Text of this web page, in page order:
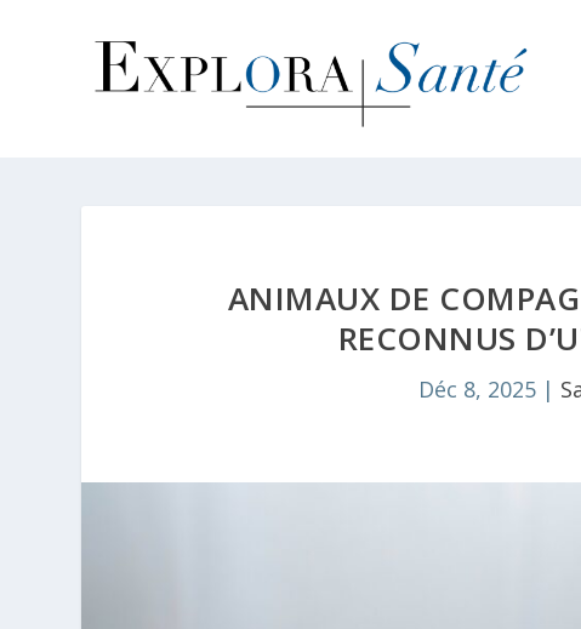
ANIMAUX DE
RECONNUS
Déc 8, 2025 |